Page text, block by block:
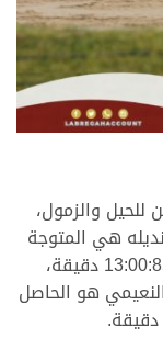
والزمول،
هي المتوجة
بناموس الحيل، مسجلة توقيتا زمنيا قدره 13:00:85 دقيقة،
هو الحاصل